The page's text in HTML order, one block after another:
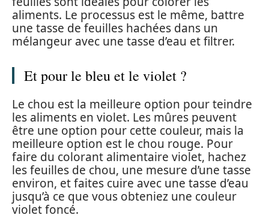
aliments. Le processus est le même, battre
une tasse de feuilles hachées dans un
mélangeur avec une tasse d’eau et filtrer.
Et pour le bleu et le violet ?
Le chou est la meilleure option pour teindre
les aliments en violet. Les mûres peuvent
être une option pour cette couleur, mais la
meilleure option est le chou rouge. Pour
faire du colorant alimentaire violet, hachez
les feuilles de chou, une mesure d’une tasse
environ, et faites cuire avec une tasse d’eau
jusqu’à ce que vous obteniez une couleur
violet foncé.